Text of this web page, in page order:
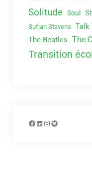
Solitude Soul
Sufjan Stevens Talk
The Beatles The
Transition
Facebook
LinkedIn
Instagram
Spotify